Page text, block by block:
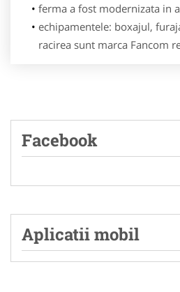
ferma a fost modernizata in
echipamentele: boxajul,
racirea sunt marca Fancom
Facebook
Aplicatii mobil